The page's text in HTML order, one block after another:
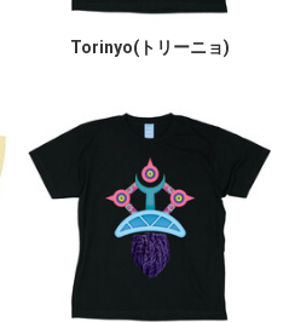
Torinyo(トリーニョ)